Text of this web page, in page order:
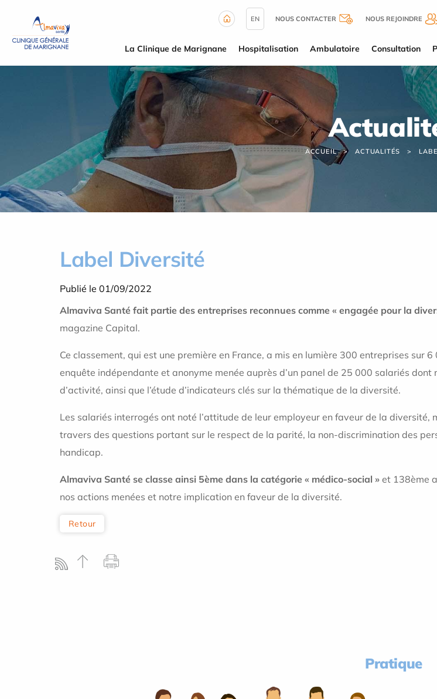
EN NOUS CONTACTER NOUS REJOINDRE
La Clinique de Marignane Hospitalisation Ambulatoire Consultation
ACCUEIL ACTUALITÉS
Label Diversité
Publié le 01/09/2022
Almaviva Santé fait partie des entreprises reconnues comme « engagée pour la
magazine Capital.
Ce classement, qui est une première en France, a mis en lumière 300 entreprises sur
enquête indépendante et anonyme menée auprès d’un panel de 25 000 salariés
d’activité, ainsi que l’étude d’indicateurs clés sur la thématique de la diversité.
Les salariés interrogés ont noté l’attitude de leur employeur en faveur de la
travers des questions portant sur le respect de la parité, la non-discrimination des
handicap.
Almaviva Santé se classe ainsi 5ème dans la catégorie « médico-social » et 138ème
nos actions menées et notre implication en faveur de la diversité.
Retour
Pratique